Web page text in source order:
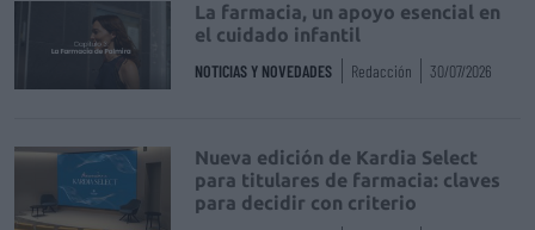
La farmacia, un apoyo esencial en
el cuidado infantil
NOTICIAS Y NOVEDADES Redacción 30/07/2026
Nueva edición de Kardia Select
para titulares de farmacia: claves
para decidir con criterio